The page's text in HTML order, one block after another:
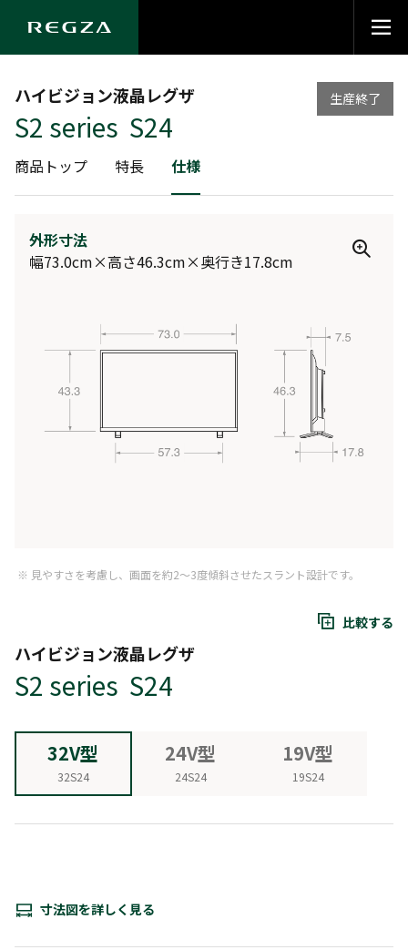
ハイビジョン液晶レグザ
S2 series S24
生産終了
商品トップ 特長 仕様
外形寸法
幅73.0cm×高さ46.3cm×奥行き17.8cm
※ 見やすさを考慮し、画面を約2～3度傾斜させたスラント設計です。
比較する
ハイビジョン液晶レグザ
S2 series S24
32V型
32S24
24V型
24S24
19V型
19S24
寸法図を詳しく見る